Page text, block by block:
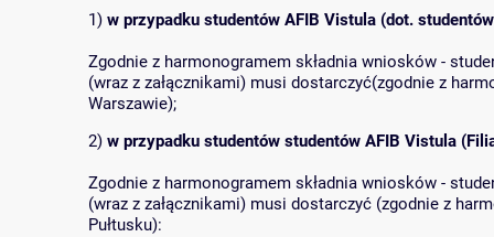
1) w przypadku studentów AFIB Vistula (dot.
Zgodnie z harmonogramem składnia wniosków -
(wraz z załącznikami) musi dostarczyć(zgodnie z
Warszawie);
2) w przypadku studentów studentów AFIB Vistula
Zgodnie z harmonogramem składnia wniosków -
(wraz z załącznikami) musi dostarczyć (zgodnie z
Pułtusku):